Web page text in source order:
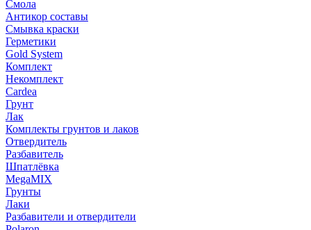
Смола
Антикор составы
Смывка краски
Герметики
Gold System
Комплект
Некомплект
Cardea
Грунт
Лак
Комплекты грунтов и лаков
Отвердитель
Разбавитель
Шпатлёвка
MegaMIX
Грунты
Лаки
Разбавители и отвердители